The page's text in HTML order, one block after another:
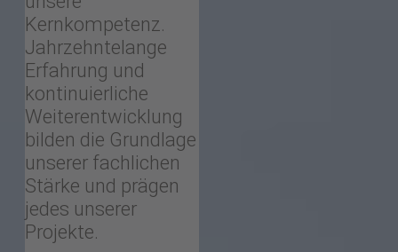
Kernkompetenz.
Jahrzehntelange
Erfahrung und
kontinuierliche
Weiterentwicklung
bilden die Grundlage
unserer fachlichen
Stärke und prägen
jedes unserer
Projekte.